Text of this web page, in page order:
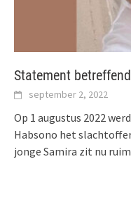
Statement
september 2, 2022
Op 1 augustus 2022
Habsono het
jonge Samira zit nu